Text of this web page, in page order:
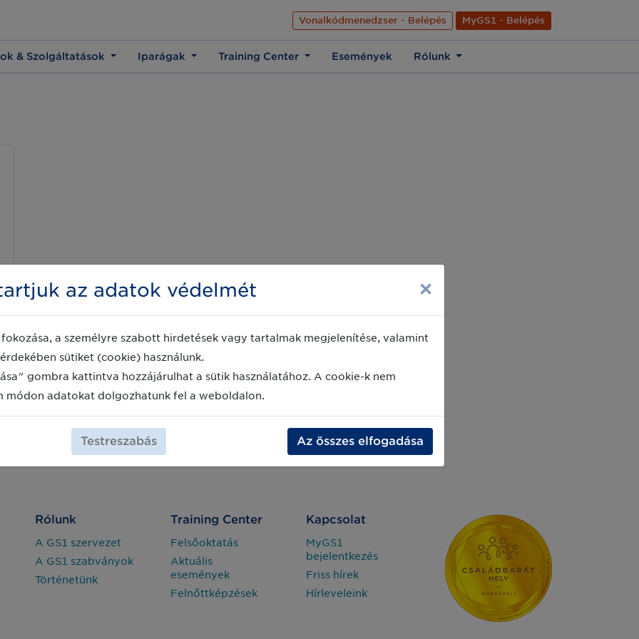
Az üzleti élet közös nyelve Hírek Kapcsolat Rólunk
EN
Vonalkódmenedzser - Belépés
MyGS1 - Belépés
& Szolgáltatások Iparágak Training Center Események Rólunk
Rólunk
A GS1 szervezet
A GS1 szabványok
Történetünk
Training Center
Felsőoktatás
Aktuális
események
Felnőttképzések
Kapcsolat
MyGS1
bejelentkezés
Friss hírek
Hírleveleink
az adatok védelmét ×
a személyre szabott hirdetések vagy tartalmak megjelenítése, valamint
sütiket (cookie) használunk.
gombra kattintva hozzájárulhat a sütik használatához. A cookie-k nem
módon adatokat dolgozhatunk fel a weboldalon.
Testreszabás Az összes elfogadása